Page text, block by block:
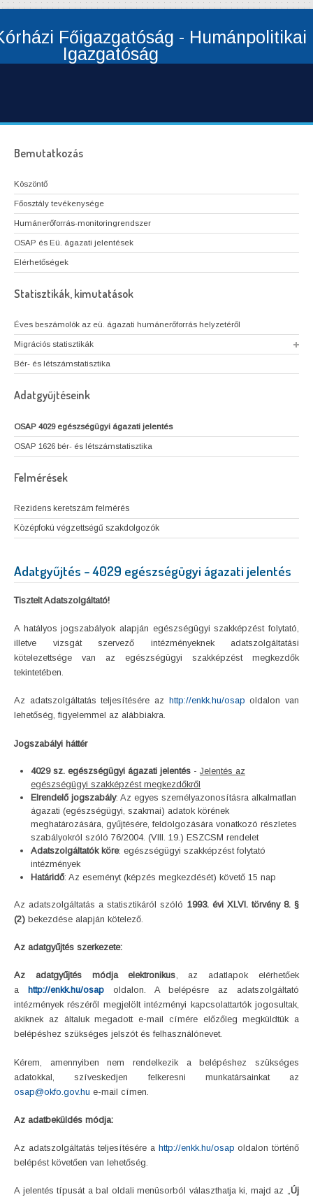
Főigazgatóság - Humánpolitikai
Igazgatóság
Bemutatkozás
Köszöntő
Főosztály tevékenysége
Humánerőforrás-monitoringrendszer
OSAP és Eü. ágazati jelentések
Elérhetőségek
Statisztikák, kimutatások
Éves beszámolók az eü. ágazati humánerőforrás helyzetéről
Migrációs statisztikák
Bér- és létszámstatisztika
Adatgyűjtéseink
OSAP 4029 egészségügyi ágazati jelentés
OSAP 1626 bér- és létszámstatisztika
Felmérések
Rezidens keretszám felmérés
Középfokú végzettségű szakdolgozók
Adatgyűjtés – 4029 egészségügyi ágazati jelentés
Tisztelt Adatszolgáltató!
A hatályos jogszabályok alapján egészségügyi szakképzést folytató,
illetve vizsgát szervező intézményeknek adatszolgáltatási
kötelezettsége van az egészségügyi szakképzést megkezdők
tekintetében.
Az adatszolgáltatás teljesítésére az http://enkk.hu/osap oldalon van
lehetőség, figyelemmel az alábbiakra.
Jogszabályi háttér
4029 sz. egészségügyi ágazati jelentés - Jelentés az
egészségügyi szakképzést megkezdőkről
Elrendelő jogszabály: Az egyes személyazonosításra alkalmatlan
ágazati (egészségügyi, szakmai) adatok körének
meghatározására, gyűjtésére, feldolgozására vonatkozó részletes
szabályokról szóló 76/2004. (VIII. 19.) ESZCSM rendelet
Adatszolgáltatók köre: egészségügyi szakképzést folytató
intézmények
Határidő: Az eseményt (képzés megkezdését) követő 15 nap
Az adatszolgáltatás a statisztikáról szóló 1993. évi XLVI. törvény 8. §
(2) bekezdése alapján kötelező.
Az adatgyűjtés szerkezete:
Az adatgyűjtés módja elektronikus, az adatlapok elérhetőek
a http://enkk.hu/osapoldalon. A belépésre az adatszolgáltató
intézmények részéről megjelölt intézményi kapcsolattartók jogosultak,
akiknek az általuk megadott e-mail címére előzőleg megküldtük a
belépéshez szükséges jelszót és felhasználónevet.
Kérem, amennyiben nem rendelkezik a belépéshez szükséges
adatokkal, szíveskedjen felkeresni munkatársainkat az
osap@okfo.gov.hu e-mail címen.
Az adatbeküldés módja:
Az adatszolgáltatás teljesítésére a http://enkk.hu/osap oldalon történő
belépést követően van lehetőség.
A jelentés típusát a bal oldali menüsorból választhatja ki, majd az „Új